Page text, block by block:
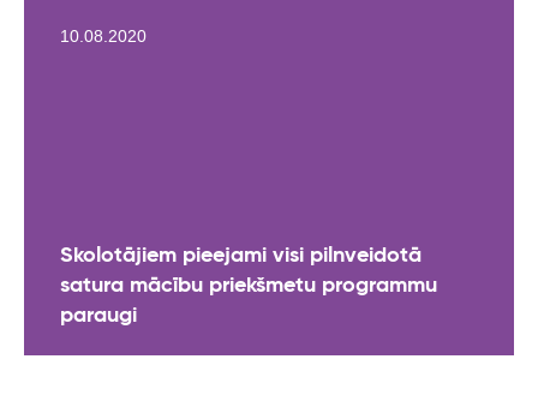
10.08.2020
Skolotājiem pieejami visi pilnveidotā
satura mācību priekšmetu programmu
paraugi